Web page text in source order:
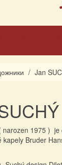
Jan
narozen 1975 ) je
kapely Bruder